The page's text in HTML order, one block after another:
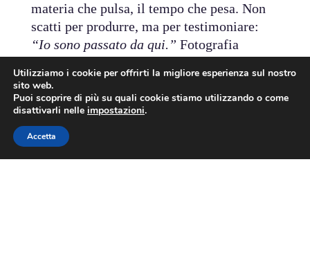
materia che pulsa, il tempo che pesa. Non
scatti per produrre, ma per testimoniare:
“Io sono passato da qui.” Fotografia
reliquia e il gesto diventa atto di fede. Non
uscirai con un “bel risultato”: uscirai con
un’immagine che ti appartiene come una
cicatrice.
Utilizziamo i cookie per offrirti la migliore esperienza sul nostro
sito web.
Puoi scoprire di più su quali cookie stiamo utilizzando o come
disattivarli nelle impostazioni.
Accetta